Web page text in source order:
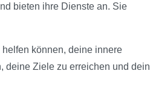
bieten ihre Dienste an. Sie
können, deine innere
deine Ziele zu erreichen und dein